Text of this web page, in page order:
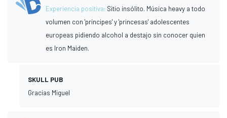
Experiencia positiva: Sitio insólito. Música heavy a todo
volumen con 'príncipes' y 'princesas' adolescentes
europeas pidiendo alcohol a destajo sin conocer quien
es Iron Maiden.
SKULL PUB
Gracias Miguel